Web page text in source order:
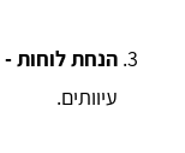
הנחת לוחות -
עיוותים.